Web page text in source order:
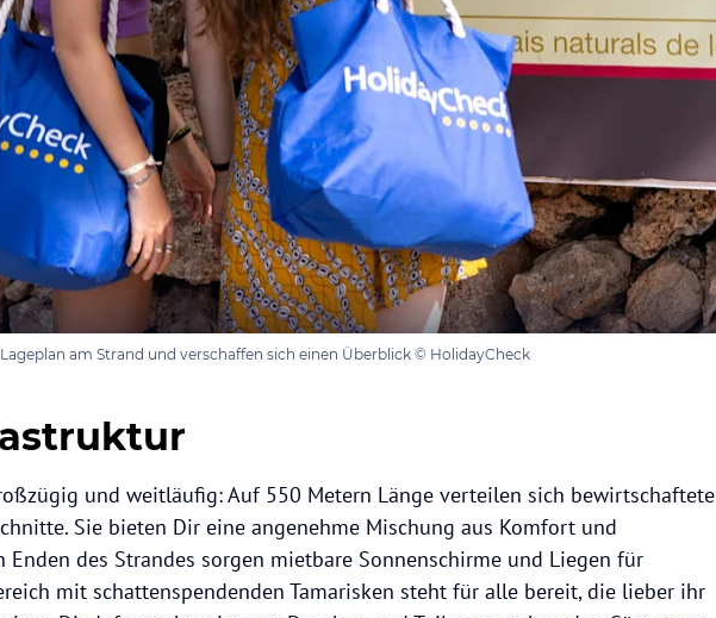
am Strand und verschaffen sich einen Überblick © HolidayCheck
und weitläufig: Auf 550 Metern Länge verteilen sich bewirtschaftete
Sie bieten Dir eine angenehme Mischung aus Komfort und
Enden des Strandes sorgen mietbare Sonnenschirme und Liegen für
mit schattenspendenden Tamarisken steht für alle bereit, die lieber ihr